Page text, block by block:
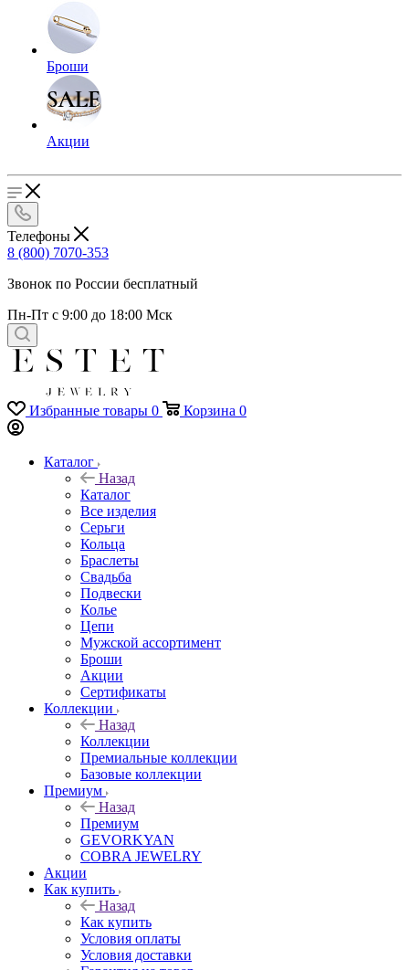
Броши
Акции
Телефоны
8 (800) 7070-353
Звонок по России бесплатный
Пн-Пт с 9:00 до 18:00 Мск
Избранные товары 0 Корзина 0
Каталог
Назад
Каталог
Все изделия
Серьги
Кольца
Браслеты
Свадьба
Подвески
Колье
Цепи
Мужской ассортимент
Броши
Акции
Сертификаты
Коллекции
Назад
Коллекции
Премиальные коллекции
Базовые коллекции
Премиум
Назад
Премиум
GEVORKYAN
COBRA JEWELRY
Акции
Как купить
Назад
Как купить
Условия оплаты
Условия доставки